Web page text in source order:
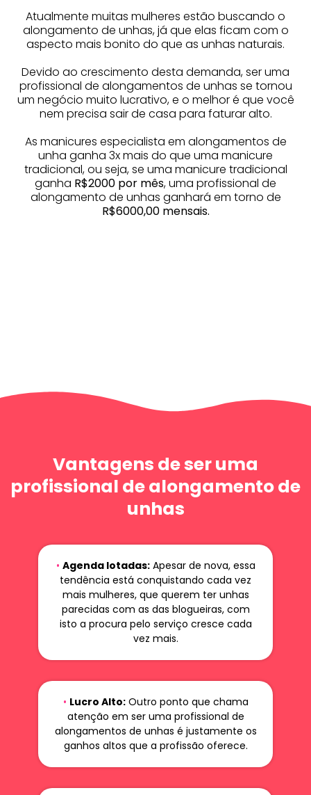
Atualmente muitas mulheres estão buscando o
alongamento de unhas, já que elas ficam com o
aspecto mais bonito do que as unhas naturais.
Devido ao crescimento desta demanda, ser uma
profissional de alongamentos de unhas se tornou
um negócio muito lucrativo, e o melhor é que você
nem precisa sair de casa para faturar alto.
As manicures especialista em alongamentos de
unha ganha 3x mais do que uma manicure
tradicional, ou seja, se uma manicure tradicional
ganha R$2000 por mês, uma profissional de
alongamento de unhas ganhará em torno de
R$6000,00 mensais.
Vantagens de ser uma
profissional de alongamento de
unhas
• Agenda lotadas:Apesar de nova, essa
tendência está conquistando cada vez
mais mulheres, que querem ter unhas
parecidas com as das blogueiras, com
isto a procura pelo serviço cresce cada
vez mais.
• Lucro Alto:Outro ponto que chama
atenção em ser uma profissional de
alongamentos de unhas é justamente os
ganhos altos que a profissão oferece.